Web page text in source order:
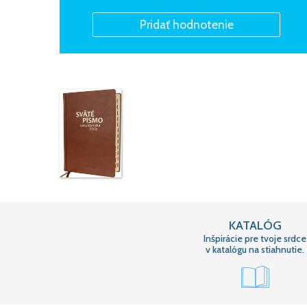
KATALÓG
Inšpirácie pre tvoje srdce
v katalógu na stiahnutie.